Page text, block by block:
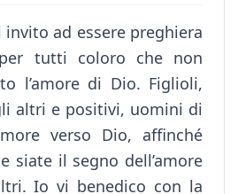
ad essere preghiera
tutti coloro che non
l’amore di Dio. Figlioli,
altri e positivi, uomini di
verso Dio, affinché
siate il segno dell’amore
Io vi benedico con la